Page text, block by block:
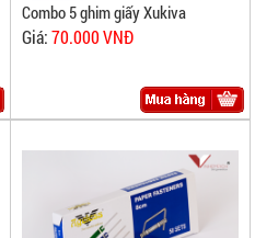
Combo 5 ghim giấy Xukiva
Giá:70.000 VNĐ